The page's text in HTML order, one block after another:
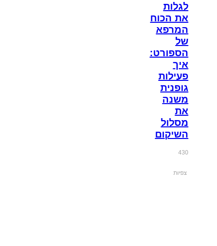
לגלות
את הכוח
המרפא
של
הספורט:
איך
פעילות
גופנית
משנה
את
מסלול
השיקום
430
צפיות